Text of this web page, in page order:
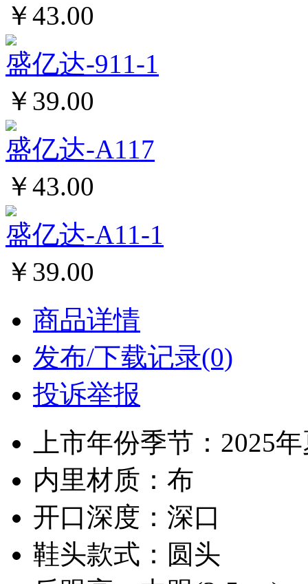
￥43.00
盛亿达-911-1
￥39.00
盛亿达-A117
￥43.00
盛亿达-A11-1
￥39.00
商品详情
发布/下载记录(0)
投诉举报
上市年份季节：2025
内里材质：布
开口深度：深口
鞋头款式：圆头